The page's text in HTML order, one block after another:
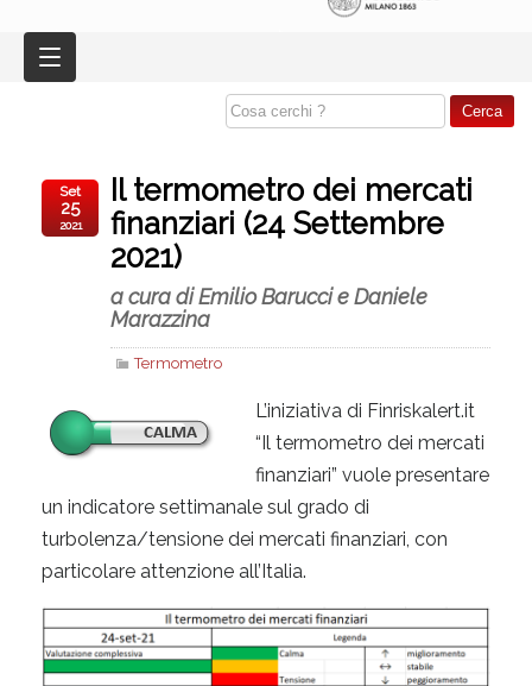
Il termometro dei mercati
finanziari (24 Settembre
2021)
a cura di Emilio Barucci e Daniele
Marazzina
Termometro
Set
25
2021
L’iniziativa di Finriskalert.it
“Il termometro dei mercati
finanziari” vuole presentare
un indicatore settimanale sul grado di
turbolenza/tensione dei mercati finanziari, con
particolare attenzione all’Italia.